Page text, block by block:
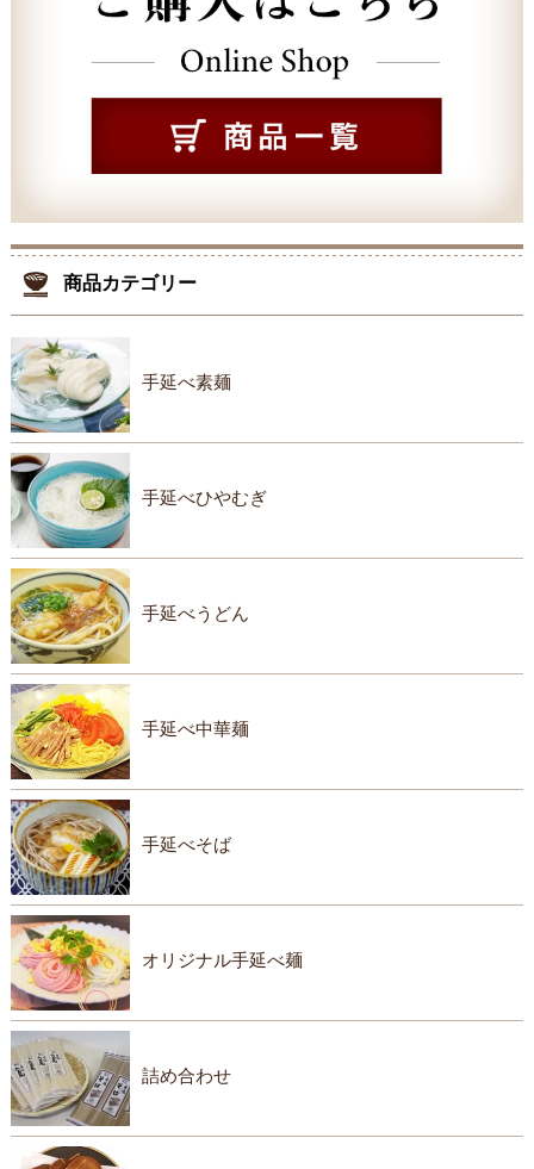
商品カテゴリー
手延べ素麺
手延べひやむぎ
手延べうどん
手延べ中華麺
手延べそば
オリジナル手延べ麺
詰め合わせ